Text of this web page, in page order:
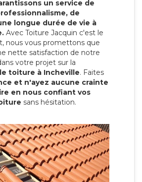
un service de
de
longue durée de vie à
Avec Toiture Jacquin c'est le
nous vous promettons que
nette satisfaction de notre
votre projet sur la
toiture à Incheville. Faites
et n'ayez aucune crainte
en nous confiant vos
sans hésitation.